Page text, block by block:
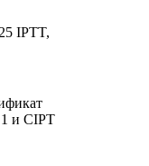
IPTT,
и CIPT